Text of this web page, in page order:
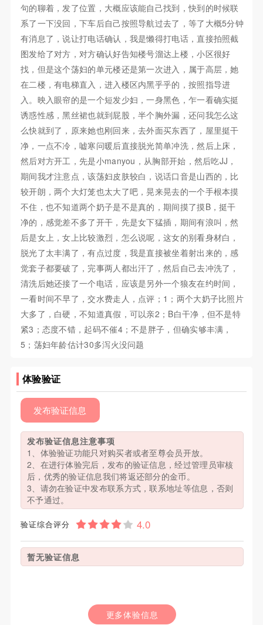
句的聊着，发了位置，大概应该能自己找到，快到的时候联
系了一下没回，下车后自己按照导航过去了，等了大概5分钟
有消息了，说让打电话确认，我是懒得打电话，直接拍照截
图发给了对方，对方确认好告知楼号溜达上楼，小区很好
找，但是这个荡妇的单元楼还是第一次进入，属于高层，她
在二楼，有电梯直入，进入楼区内黑乎乎的，按照指导进
入。映入眼帘的是一个短发少妇，一身黑色，乍一看确实挺
诱惑性感，黑丝裙也就到屁股，半个胸外漏，还问我怎么这
么快就到了，原来她也刚回来，去外面买东西了，屋里挺干
净，一点不冷，嘘寒问暖后直接脱光简单冲洗，然后上床，
然后对方开工，先是小manyou，从胸部开始，然后吃JJ，
期间我才注意点，该荡妇皮肤较白，说话口音是山西的，比
较开朗，两个大灯笼也太大了吧，晃来晃去的一个手根本摸
不住，也不知道两个奶子是不是真的，期间摸了摸B，挺干
净的，感觉差不多了开干，先是女下猛插，期间有浪叫，然
后是女上，女上比较激烈，怎么说呢，这女的别看身材白，
脱光了太丰满了，有点过度，我是直接被坐着射出来的，感
觉套子都要破了，完事两人都出汗了，然后自己去冲洗了，
清洗后她还接了一个电话，应该是另外一个狼友在约时间，
一看时间不早了，交水费走人，点评；1；两个大奶子比照片
大多了，白硬，不知道真假，可以亲2；B白干净，但不是特
紧3；态度不错，起码不催4；不是胖子，但确实够丰满，
5；荡妇年龄估计30多泻火没问题
体验验证
发布验证信息
发布验证信息注意事项
1、体验验证功能只对购买者或者至尊会员开放。
2、在进行体验完后，发布的验证信息，经过管理员审核
后，优秀的验证信息我们将返还部分的金币。
3、请勿在验证中发布联系方式，联系地址等信息，否则
不予通过。
验证综合评分
暂无验证信息
更多体验信息